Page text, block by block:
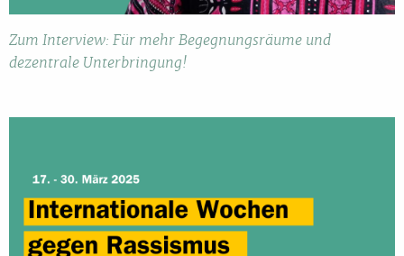
Zum Interview: Für mehr Begegnungsräume und
dezentrale Unterbringung!